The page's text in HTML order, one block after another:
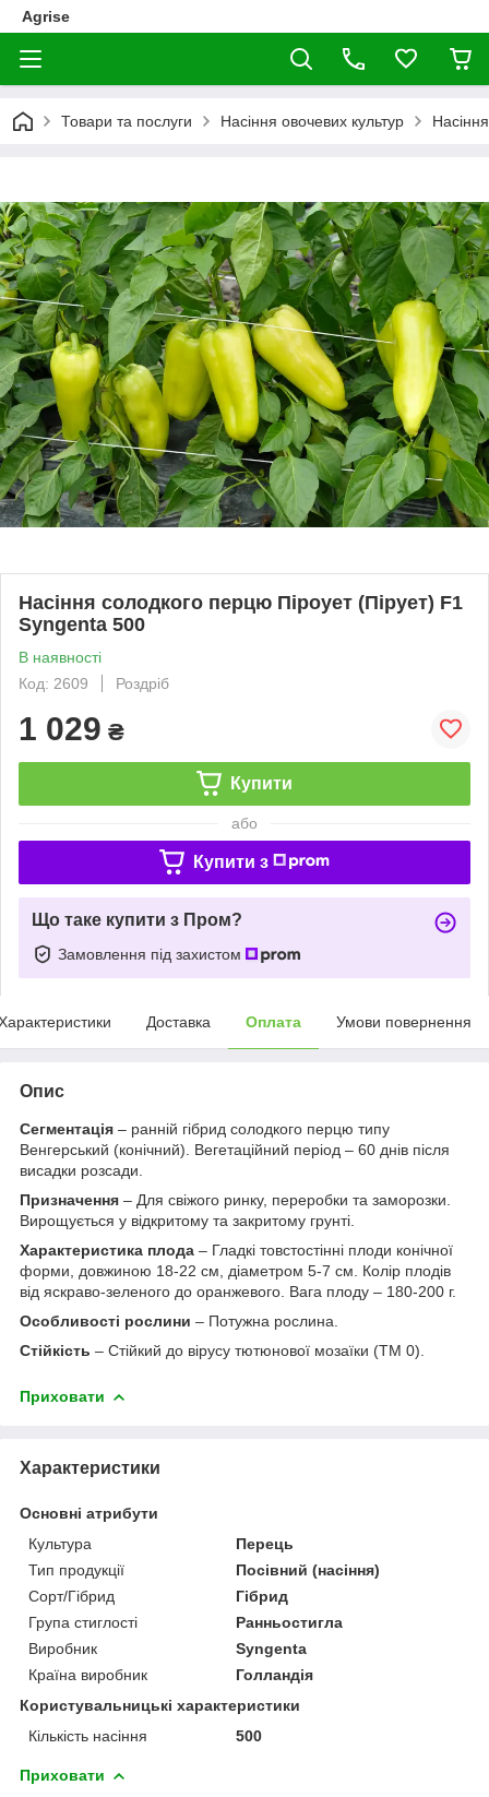
Agrise
Товари та послуги Насіння овочевих культур
Насіння солодкого перцю Піроует (Пірует) F1
Syngenta 500
В наявності
Код: 2609
Роздріб
1 029 ₴
Купити
або
Купити з
Що таке купити з Пром?
Замовлення під захистом
Доставка Оплата Умови повернення
Опис
Сегментація – ранній гібрид солодкого перцю типу
Венгерський (конічний). Вегетаційний період – 60 днів після
висадки розсади.
Призначення – Для свіжого ринку, переробки та заморозки.
Вирощується у відкритому та закритому грунті.
Характеристика плода – Гладкі товстостінні плоди конічної
форми, довжиною 18-22 см, діаметром 5-7 см. Колір плодів
від яскраво-зеленого до оранжевого. Вага плоду – 180-200 г.
Особливості рослини – Потужна рослина.
Стійкість – Стійкий до вірусу тютюнової мозаїки (TM 0).
Приховати
Характеристики
Основні атрибути
Культура
Перець
Тип продукції
Посівний (насіння)
Сорт/Гібрид
Гібрид
Група стиглості
Ранньостигла
Виробник
Syngenta
Країна виробник
Голландія
Користувальницькі характеристики
Кількість насіння
500
Приховати